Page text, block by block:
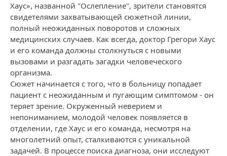
Хаус», названной "Ослепление", зрители становятся
свидетелями захватывающей сюжетной линии,
полный неожиданных поворотов и сложных
медицинских случаев. Как всегда, доктор Грегори Хаус
и его команда должны столкнуться с новыми
вызовами и разгадать загадки человеческого
организма.
Сюжет начинается с того, что в больницу попадает
пациент с неожиданным и пугающим симптомом - он
теряет зрение. Окруженный неверием и
непониманием, молодой человек появляется в
отделении, где Хаус и его команда, несмотря на
многолетний опыт, сталкиваются с уникальной
задачей. В процессе поиска диагноза, они исследуют